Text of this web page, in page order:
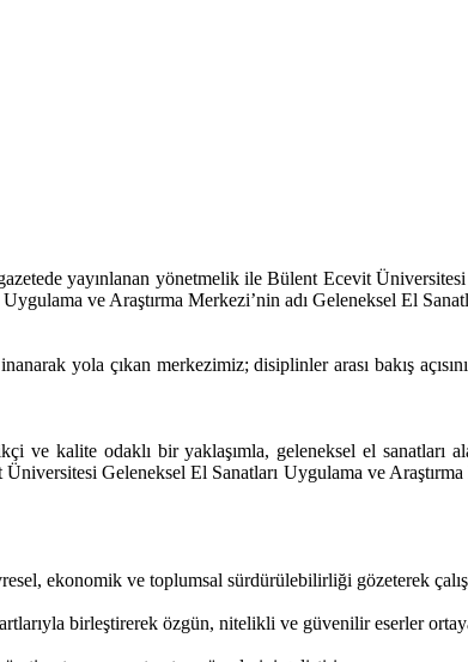
yayınlanan yönetmelik ile Bülent Ecevit
ve Araştırma Merkezi’nin adı Geleneksel El
yola çıkan merkezimiz; disiplinler arası bakış
ve kalite odaklı bir yaklaşımla, geleneksel el sanatları
Geleneksel El Sanatları Uygulama ve
ekonomik ve toplumsal sürdürülebilirliği gözeterek
birleştirerek özgün, nitelikli ve güvenilir eserler